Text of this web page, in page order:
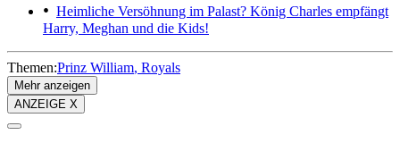
Heimliche Versöhnung im Palast? König Charles empfängt
Harry, Meghan und die Kids!
Themen:Prinz William Royals
Mehr anzeigen
ANZEIGE X